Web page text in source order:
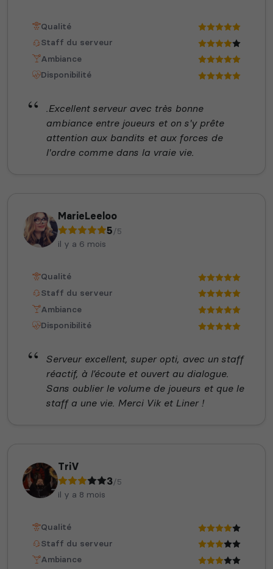
Qualité
Staff du serveur
Ambiance
Disponibilité
.Excellent serveur avec très bonne
ambiance entre joueurs et on s'y prête
attention aux bandits et aux forces de
l'ordre comme dans la vraie vie.
MarieLeeloo
5/5
il y a 6 mois
Qualité
Staff du serveur
Ambiance
Disponibilité
Serveur excellent, super opti, avec un staff
réactif, à l’écoute et ouvert au dialogue.
Sans oublier le volume de joueurs et que le
staff a une vie. Merci Vik et Liner !
TriV
3/5
il y a 8 mois
Qualité
Staff du serveur
Ambiance